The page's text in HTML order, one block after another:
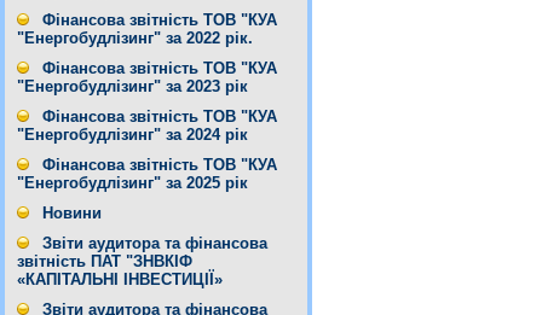
Фінансова звітність ТОВ "КУА
"Енергобудлізинг" за 2022 рік.
Фінансова звітність ТОВ "КУА
"Енергобудлізинг" за 2023 рік
Фінансова звітність ТОВ "КУА
"Енергобудлізинг" за 2024 рік
Фінансова звітність ТОВ "КУА
"Енергобудлізинг" за 2025 рік
Новини
Звіти аудитора та фінансова
звітність ПАТ "ЗНВКІФ
«КАПІТАЛЬНІ ІНВЕСТИЦІЇ»
Звіти аудитора та фінансова